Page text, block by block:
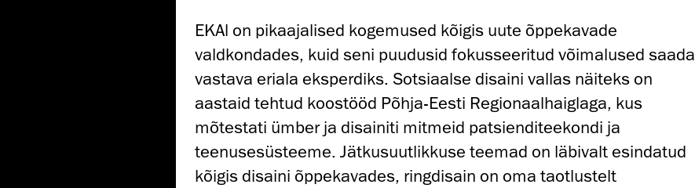
EKAl on pikaajalised kogemused kõigis uute õppekavade
valdkondades, kuid seni puudusid fokusseeritud võimalused saada
vastava eriala eksperdiks. Sotsiaalse disaini vallas näiteks on
aastaid tehtud koostööd Põhja-Eesti Regionaalhaiglaga, kus
mõtestati ümber ja disainiti mitmeid patsienditeekondi ja
teenusesüsteeme. Jätkusuutlikkuse teemad on läbivalt esindatud
kõigis disaini õppekavades, ringdisain on oma taotlustelt